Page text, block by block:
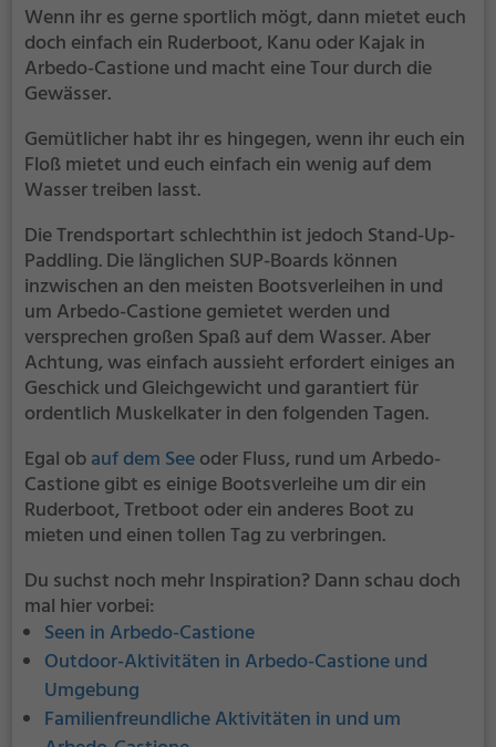
Wenn ihr es gerne sportlich mögt, dann mietet euch
doch einfach ein Ruderboot, Kanu oder Kajak in
Arbedo-Castione und macht eine Tour durch die
Gewässer.
Gemütlicher habt ihr es hingegen, wenn ihr euch ein
Floß mietet und euch einfach ein wenig auf dem
Wasser treiben lasst.
Die Trendsportart schlechthin ist jedoch Stand-Up-
Paddling. Die länglichen SUP-Boards können
inzwischen an den meisten Bootsverleihen in und
um Arbedo-Castione gemietet werden und
versprechen großen Spaß auf dem Wasser. Aber
Achtung, was einfach aussieht erfordert einiges an
Geschick und Gleichgewicht und garantiert für
ordentlich Muskelkater in den folgenden Tagen.
Egal obauf dem Seeoder Fluss, rund um Arbedo-
Castione gibt es einige Bootsverleihe um dir ein
Ruderboot, Tretboot oder ein anderes Boot zu
mieten und einen tollen Tag zu verbringen.
Du suchst noch mehr Inspiration? Dann schau doch
mal hier vorbei:
Seen in Arbedo-Castione
Outdoor-Aktivitäten in Arbedo-Castione und
Umgebung
Familienfreundliche Aktivitäten in und um